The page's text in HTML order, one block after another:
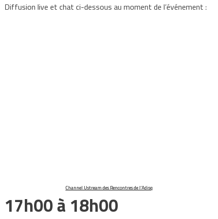
Diffusion live et chat ci-dessous au moment de l’événement :
Channel Ustream des Rencontres de l’Adisq
17h00 à 18h00